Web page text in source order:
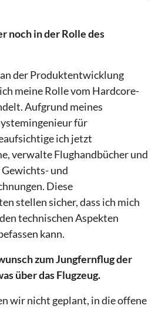
noch in der Rolle des
der Produktentwicklung
meine Rolle vom Hardcore-
Aufgrund meines
für
ich jetzt
verwalte Flughandbücher und
und
Diese
stellen sicher, dass ich mich
technischen Aspekten
kann.
zum Jungfernflug der
über das Flugzeug.
wir nicht geplant, in die offene